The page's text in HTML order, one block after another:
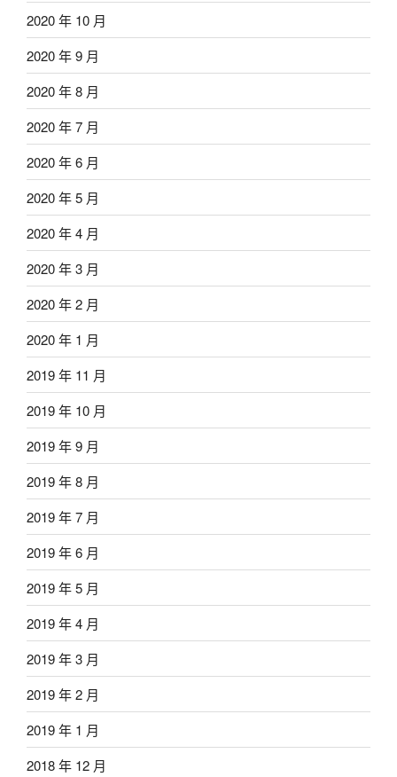
2020 年 10 月
2020 年 9 月
2020 年 8 月
2020 年 7 月
2020 年 6 月
2020 年 5 月
2020 年 4 月
2020 年 3 月
2020 年 2 月
2020 年 1 月
2019 年 11 月
2019 年 10 月
2019 年 9 月
2019 年 8 月
2019 年 7 月
2019 年 6 月
2019 年 5 月
2019 年 4 月
2019 年 3 月
2019 年 2 月
2019 年 1 月
2018 年 12 月